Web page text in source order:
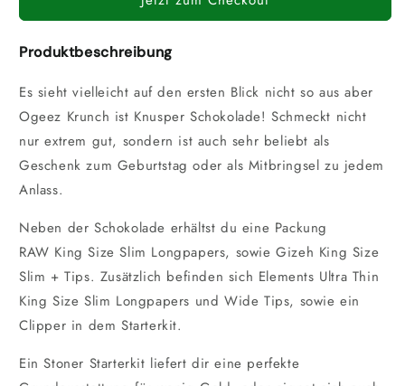
Starterkit
Produktbeschreibung
Es sieht vielleicht auf den ersten Blick nicht so aus aber
Ogeez Krunch ist Knusper Schokolade! Schmeckt nicht
nur extrem gut, sondern ist auch sehr beliebt als
Geschenk zum Geburtstag oder als Mitbringsel zu jedem
Anlass.
Neben der Schokolade erhältst du eine Packung
RAW King Size Slim Longpapers, sowie Gizeh King Size
Slim + Tips. Zusätzlich befinden sich Elements Ultra Thin
King Size Slim Longpapers und Wide Tips, sowie ein
Clipper in dem Starterkit.
Ein Stoner Starterkit liefert dir eine perfekte